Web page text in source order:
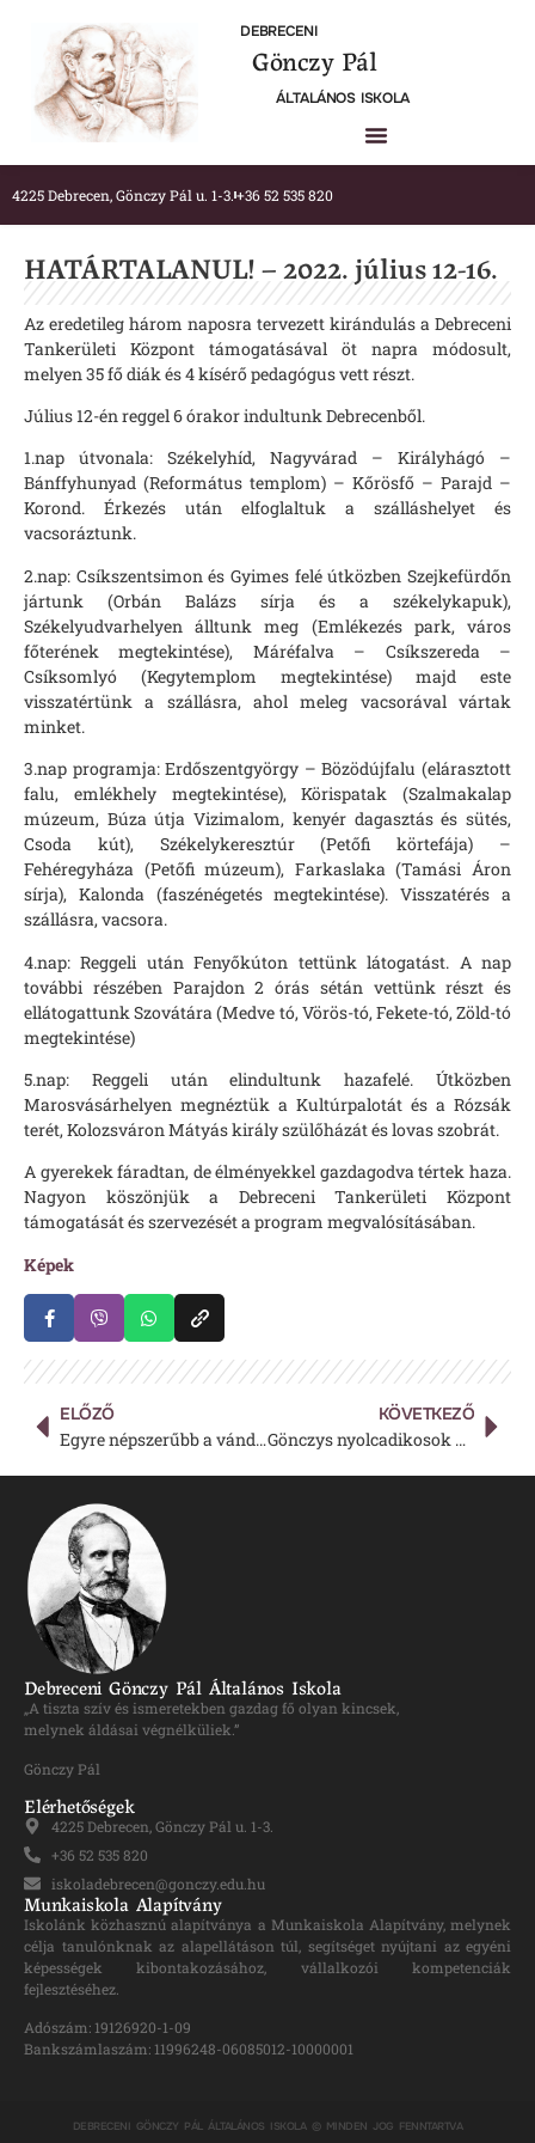
DEBRECENI
Gönczy Pál
ÁLTALÁNOS ISKOLA
4225 Debrecen, Gönczy Pál u. 1-3.+36 52 535 820
HATÁRTALANUL! – 2022. július 12-16.
Az eredetileg három naposra tervezett kirándulás a Debreceni
Tankerületi Központ támogatásával öt napra módosult,
melyen 35 fő diák és 4 kísérő pedagógus vett részt.
Július 12-én reggel 6 órakor indultunk Debrecenből.
1.nap útvonala: Székelyhíd, Nagyvárad – Királyhágó –
Bánffyhunyad (Református templom) – Kőrösfő – Parajd –
Korond. Érkezés után elfoglaltuk a szálláshelyet és
vacsoráztunk.
2.nap: Csíkszentsimon és Gyimes felé útközben Szejkefürdőn
jártunk (Orbán Balázs sírja és a székelykapuk),
Székelyudvarhelyen álltunk meg (Emlékezés park, város
főterének megtekintése), Máréfalva – Csíkszereda –
Csíksomlyó (Kegytemplom megtekintése) majd este
visszatértünk a szállásra, ahol meleg vacsorával vártak
minket.
3.nap programja: Erdőszentgyörgy – Bözödújfalu (elárasztott
falu, emlékhely megtekintése), Körispatak (Szalmakalap
múzeum, Búza útja Vizimalom, kenyér dagasztás és sütés,
Csoda kút), Székelykeresztúr (Petőfi körtefája) –
Fehéregyháza (Petőfi múzeum), Farkaslaka (Tamási Áron
sírja), Kalonda (faszénégetés megtekintése). Visszatérés a
szállásra, vacsora.
4.nap: Reggeli után Fenyőkúton tettünk látogatást. A nap
további részében Parajdon 2 órás sétán vettünk részt és
ellátogattunk Szovátára (Medve tó, Vörös-tó, Fekete-tó, Zöld-tó
megtekintése)
5.nap: Reggeli után elindultunk hazafelé. Útközben
Marosvásárhelyen megnéztük a Kultúrpalotát és a Rózsák
terét, Kolozsváron Mátyás király szülőházát és lovas szobrát.
A gyerekek fáradtan, de élményekkel gazdagodva tértek haza.
Nagyon köszönjük a Debreceni Tankerületi Központ
támogatását és szervezését a program megvalósításában.
Képek
ELŐZŐ
Egyre népszerűbb a vándortáborozás a gönczys diákok körében
KÖVETKEZŐ
Gönczys nyolcadikosok a 10 éves zánkai Erzsébet-táborban
Debreceni Gönczy Pál Általános Iskola
„A tiszta szív és ismeretekben gazdag fő olyan kincsek,
melynek áldásai végnélküliek.”
Gönczy Pál
Elérhetőségek
4225 Debrecen, Gönczy Pál u. 1-3.
+36 52 535 820
iskoladebrecen@gonczy.edu.hu
Munkaiskola Alapítvány
Iskolánk közhasznú alapítványa a Munkaiskola Alapítvány, melynek
célja tanulónknak az alapellátáson túl, segítséget nyújtani az egyéni
képességek kibontakozásához, vállalkozói kompetenciák
fejlesztéséhez.
Adószám: 19126920-1-09
Bankszámlaszám: 11996248-06085012-10000001
DEBRECENI GÖNCZY PÁL ÁLTALÁNOS ISKOLA © MINDEN JOG FENNTARTVA